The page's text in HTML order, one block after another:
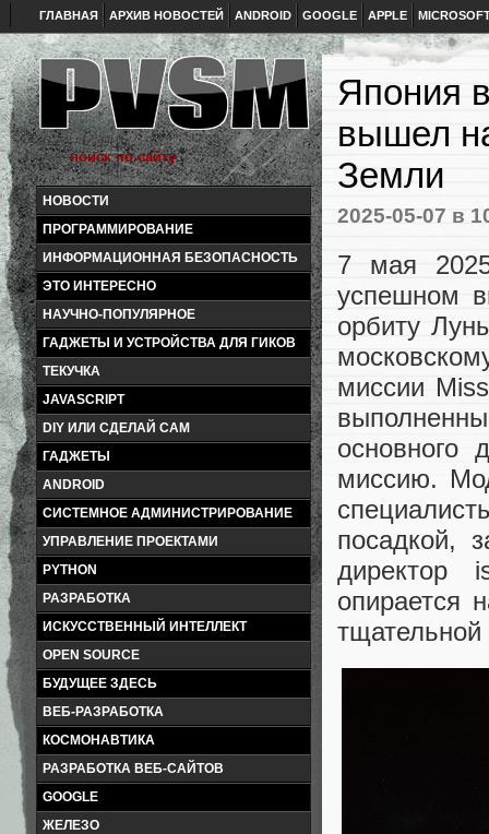
ГЛАВНАЯ АРХИВ НОВОСТЕЙ ANDROID GOOGLE APPLE
НОВОСТИ
ПРОГРАММИРОВАНИЕ
ИНФОРМАЦИОННАЯ БЕЗОПАСНОСТЬ
ЭТО ИНТЕРЕСНО
НАУЧНО-ПОПУЛЯРНОЕ
ГАДЖЕТЫ И УСТРОЙСТВА ДЛЯ ГИКОВ
ТЕКУЧКА
JAVASCRIPT
DIY ИЛИ СДЕЛАЙ САМ
ГАДЖЕТЫ
ANDROID
СИСТЕМНОЕ АДМИНИСТРИРОВАНИЕ
УПРАВЛЕНИЕ ПРОЕКТАМИ
PYTHON
РАЗРАБОТКА
ИСКУССТВЕННЫЙ ИНТЕЛЛЕКТ
OPEN SOURCE
БУДУЩЕЕ ЗДЕСЬ
ВЕБ-РАЗРАБОТКА
КОСМОНАВТИКА
РАЗРАБОТКА ВЕБ-САЙТОВ
GOOGLE
ЖЕЛЕЗО
Япония
вышел
Земли
2025-05-07 в
7 мая
успешном
орбиту
миссии
миссию.
посадкой,
директор
опирается
тщательной